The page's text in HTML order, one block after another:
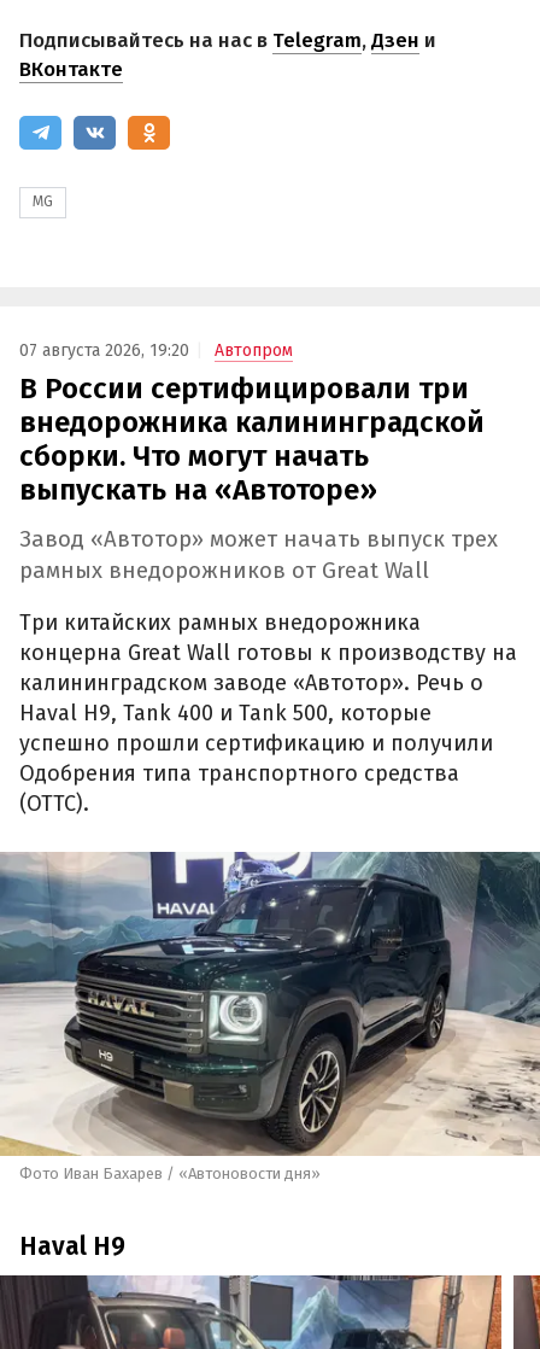
Подписывайтесь на нас в Telegram,Дзен и
ВКонтакте
MG
07 августа 2026, 19:20 Автопром
В России сертифицировали три
внедорожника калининградской
сборки. Что могут начать
выпускать на «Автоторе»
Завод «Автотор» может начать выпуск трех
рамных внедорожников от Great Wall
Три китайских рамных внедорожника
концерна Great Wall готовы к производству на
калининградском заводе «Автотор». Речь о
Haval H9, Tank 400 и Tank 500, которые
успешно прошли сертификацию и получили
Одобрения типа транспортного средства
(ОТТС).
Фото Иван Бахарев / «Автоновости дня»
Haval H9